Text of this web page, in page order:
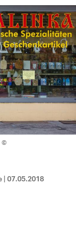
©
| 07.05.2018